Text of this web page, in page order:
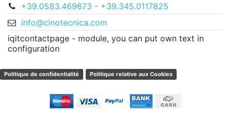
+39.0583.469673 - +39.345.0117825
info@cinotecnica.com
iqitcontactpage - module, you can put own text in
configuration
Politique de confidentialité Politique relative aux Cookies